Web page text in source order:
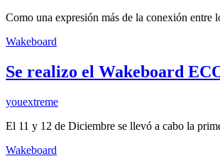
Como una expresión más de la conexión
Wakeboard
Se realizo el Wakeboard
youextreme
El 11 y 12 de Diciembre se llevó a cabo la
Wakeboard